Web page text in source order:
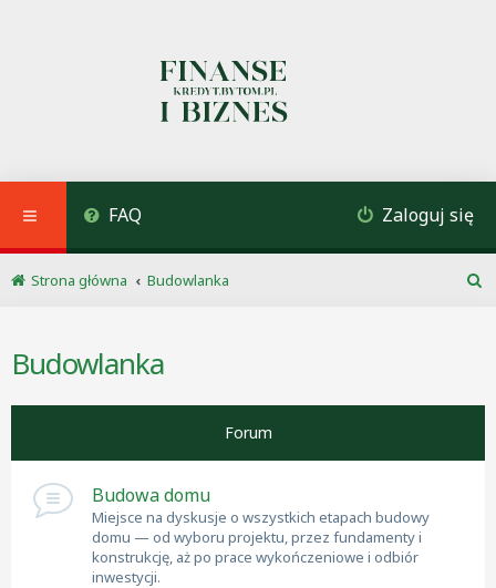
FAQ Zaloguj się
Strona główna
Budowlanka
Budowlanka
Forum
Budowa domu
Miejsce na dyskusje o wszystkich etapach budowy
domu — od wyboru projektu, przez fundamenty i
konstrukcję, aż po prace wykończeniowe i odbiór
inwestycji.